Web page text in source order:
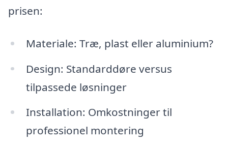
prisen:
Materiale: Træ, plast eller aluminium?
Design: Standarddøre versus
tilpassede løsninger
Installation: Omkostninger til
professionel montering